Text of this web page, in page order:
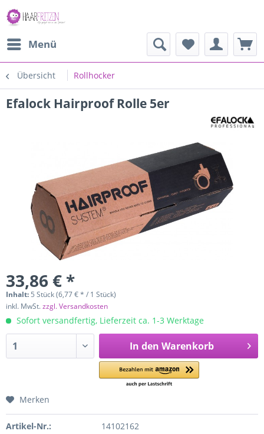
Menü
Übersicht Rollhocker
Efalock Hairproof Rolle 5er
33,86 € *
Inhalt: 5 Stück (6,77 € * / 1 Stück)
inkl. MwSt.zzgl. Versandkosten
Sofort versandfertig, Lieferzeit ca. 1-3 Werktage
In den Warenkorb
Merken
Artikel-Nr.:
14102162